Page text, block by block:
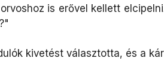
is erővel kellett
kivetést választotta, és a